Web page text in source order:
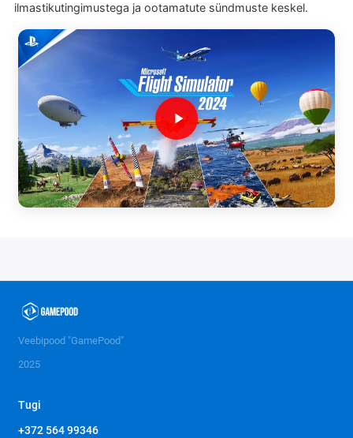
ilmastikutingimustega ja ootamatute sündmuste keskel.
Veebipood "GamePood"
2025
Tugi
+372 564 99346